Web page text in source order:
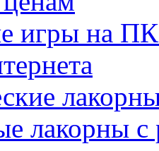
игры на
лакорны с